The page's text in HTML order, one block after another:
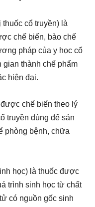
thuốc cổ truyền) là
chế biến, bào chế
pháp của y học cổ
gian thành chế phẩm
hiện đại.
chế biến theo lý
truyền dùng để sản
phòng bệnh, chữa
học) là thuốc được
trình sinh học từ chất
có nguồn gốc sinh